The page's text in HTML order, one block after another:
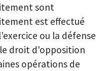
sont
est effectué
ou la défense
droit d'opposition
opérations de